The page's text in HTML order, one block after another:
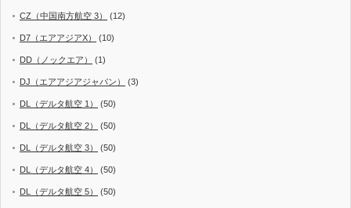
CZ（中国南方航空 3） (12)
D7（エアアジアX） (10)
DD（ノックエア） (1)
DJ（エアアジアジャパン） (3)
DL（デルタ航空 1） (50)
DL（デルタ航空 2） (50)
DL（デルタ航空 3） (50)
DL（デルタ航空 4） (50)
DL（デルタ航空 5） (50)